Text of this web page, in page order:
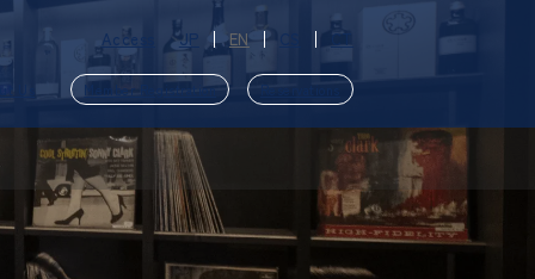
Access JP EN CT
Us Member Registration